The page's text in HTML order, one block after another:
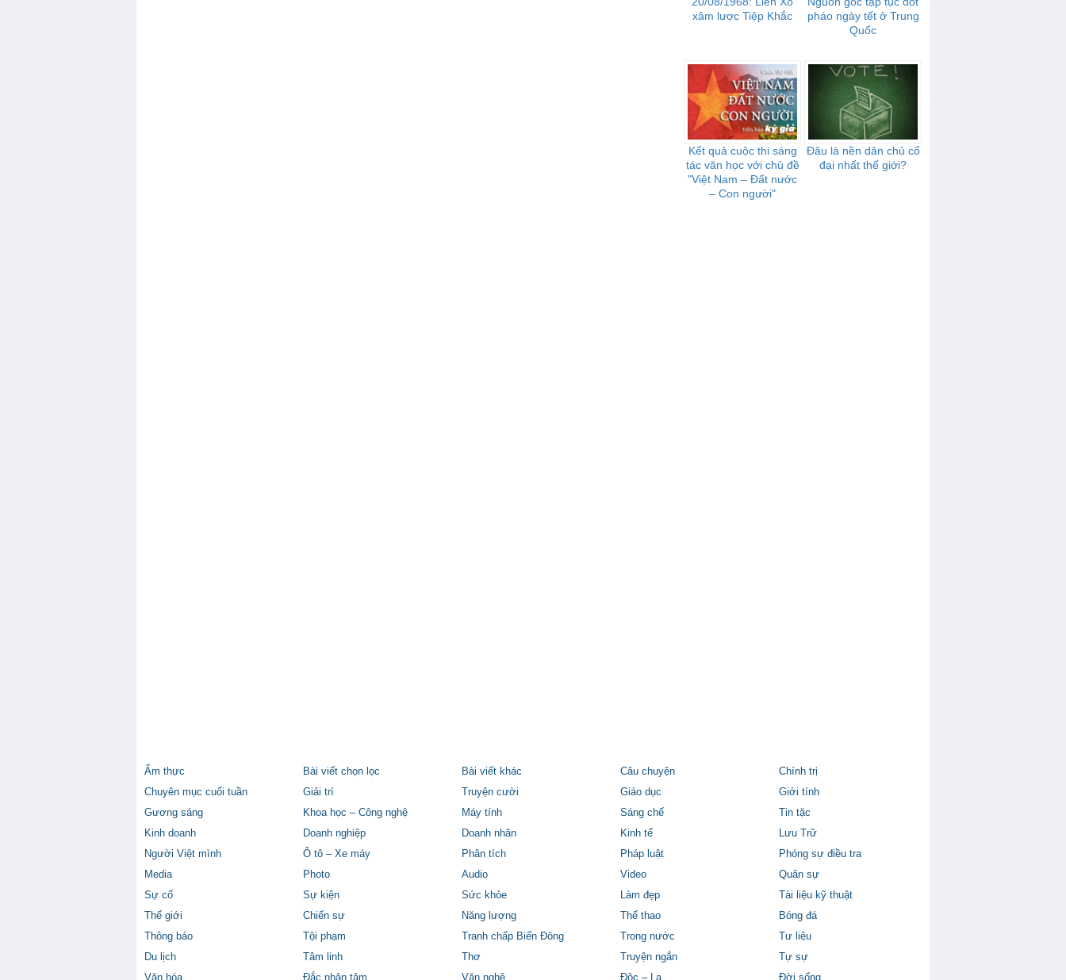
xâm lược Tiệp Khắc
pháo ngày tết ở Trung
Quốc
Kết quả cuộc thi sáng
tác văn học với chủ đề
"Việt Nam – Đất nước
– Con người"
Đâu là nền dân chủ cổ
đại nhất thế giới?
Ẩm thực Bài viết chọn lọc Bài viết khác Câu chuyện
Chính trị
Chuyên mục cuối tuần
Giải trí Truyện cười Giáo dục
Giới tính
Gương sáng
Khoa học – Công nghệ Máy tính Sáng chế
Tin tặc
Kinh doanh
Doanh nghiệp Doanh nhân Kinh tế
Lưu Trữ
Người Việt mình
Ô tô – Xe máy Phân tích Pháp luật
Phóng sự điều tra
Media
Photo Audio Video
Quân sự
Sự cố
Sự kiện Sức khỏe Làm đẹp
Tài liệu kỹ thuật
Thế giới
Chiến sự Năng lượng Thể thao
Bóng đá
Thông báo
Tội phạm Tranh chấp Biển Đông Trong nước
Tư liệu
Du lịch
Tâm linh Thơ Truyện ngắn
Tự sự
Văn hóa
Đắc nhân tâm Văn nghệ Độc – Lạ Đời sống